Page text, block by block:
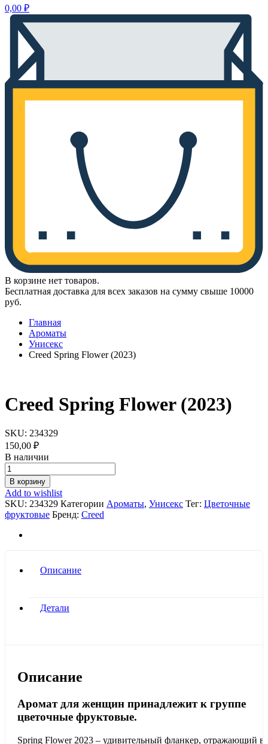
0,00 ₽
В корзине нет товаров.
Бесплатная доставка для всех заказов на сумму свыше 10000
руб.
Главная
Ароматы
Унисекс
Creed Spring Flower (2023)
Creed Spring Flower (2023)
SKU: 234329
150,00 ₽
В наличии
Creed
Spring
Flower
(2023)
quantity
В корзину
Add to wishlist
SKU: 234329 Категории Ароматы, Унисекс Тег: Цветочные
фруктовые Бренд: Creed
Описание
Детали
Описание
Аромат для женщин принадлежит к группе
цветочные фруктовые.
Spring Flower 2023 – удивительный фланкер, отражающий